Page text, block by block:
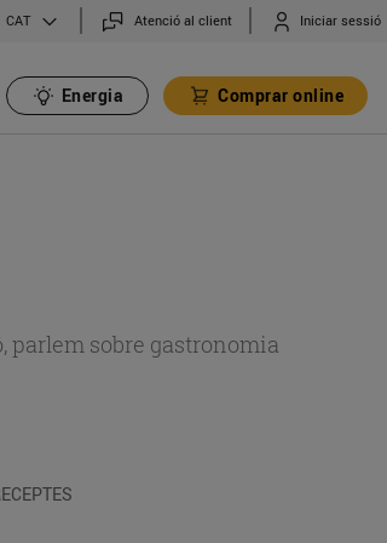
CAT Atenció al client Iniciar sessió
Energia Comprar online
parlem sobre gastronomia